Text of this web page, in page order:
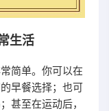
生活
简单。你可以在
早餐选择；也可
甚至在运动后，